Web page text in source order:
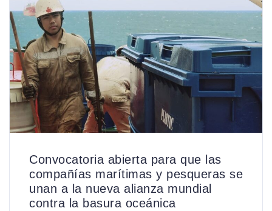
Convocatoria abierta para que las
compañías marítimas y pesqueras se
unan a la nueva alianza mundial
contra la basura oceánica